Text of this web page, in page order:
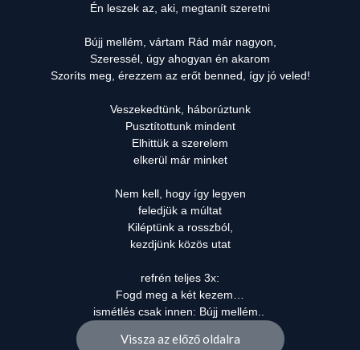
Én leszek az, aki, megtanít szeretni
Bújj mellém, vártam Rád már nagyon,
Szeressél, úgy ahogyan én akarom
Szoríts meg, érezzem az erőt benned, így jó veled!
Veszekedtünk, háborúztunk
Pusztítottunk mindent
Elhittük a szerelem
elkerül már minket
Nem kell, hogy így legyen
feledjük a múltat
Kiléptünk a rosszból,
kezdjünk közös utat
refrén teljes 3x:
Fogd meg a két kezem…
ismétlés csak innen: Bújj mellém..
Vissza az előző oldalra